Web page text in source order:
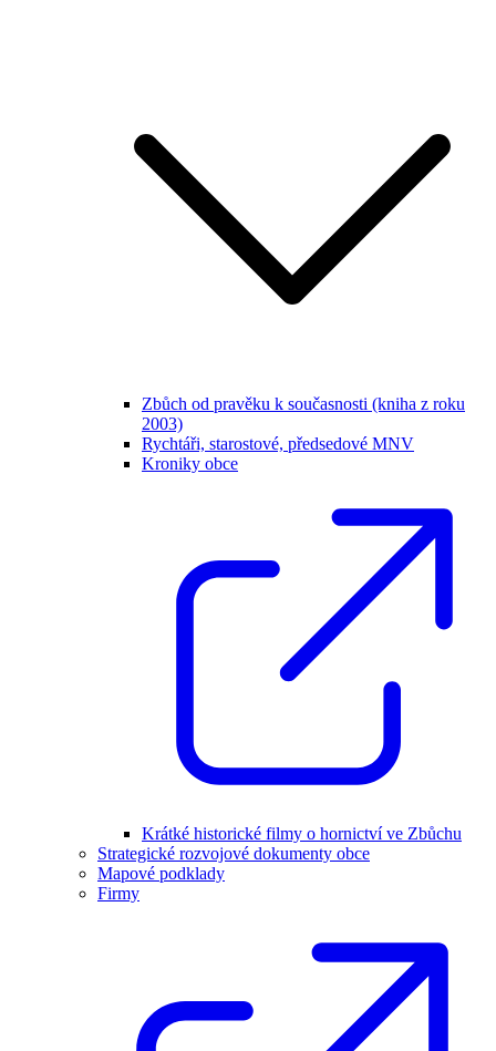
Zbůch od pravěku k současnosti (kniha z roku
2003)
Rychtáři, starostové, předsedové MNV
Kroniky obce
Krátké historické filmy o hornictví ve Zbůchu
Strategické rozvojové dokumenty obce
Mapové podklady
Firmy